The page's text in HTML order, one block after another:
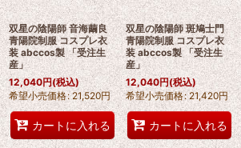
双星の陰陽師 音海繭良
青陽院制服 コスプレ衣
装 abccos製 「受注生
産」
12,040円(税込)
希望小売価格: 21,520円
カートに入れる
双星の陰陽師 斑鳩士門
青陽院制服 コスプレ衣
装 abccos製 「受注生
産」
12,040円(税込)
希望小売価格: 21,420円
カートに入れる